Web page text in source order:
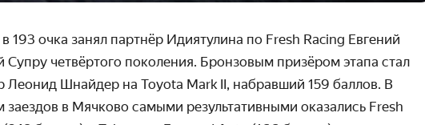
193 очка занял партнёр Идиятулина по Fresh Racing Евгений
четвёртого поколения. Бронзовым призёром этапа стал
Леонид Шнайдер на Toyota Mark II, набравший 159 баллов. В
заездов в Мячково самыми результативными оказались Fresh